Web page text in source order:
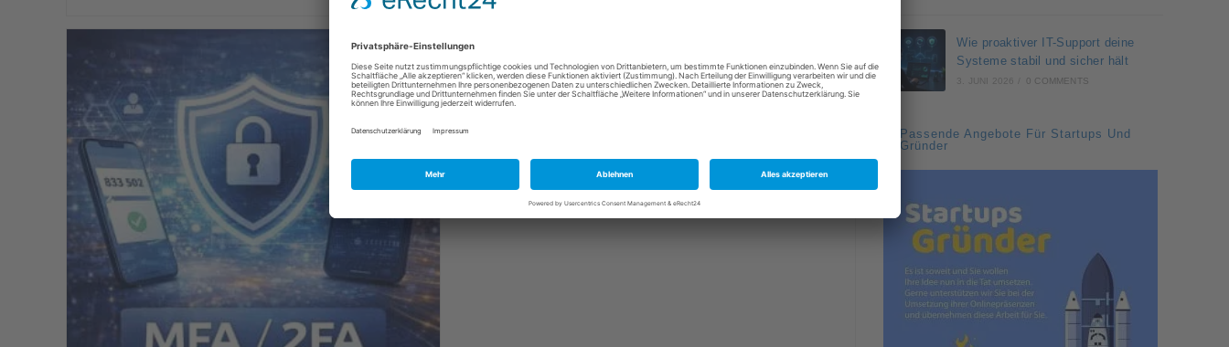
Wie proaktiver IT-Support deine
Systeme stabil und sicher hält
3. JUNI 2026 0 COMMENTS
Passende Angebote Für Startups Und
Gründer